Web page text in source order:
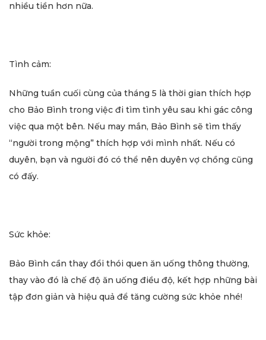
nhiều tiền hơn nữa.
Tình cảm:
Những tuần cuối cùng của tháng 5 là thời gian thích hợp
cho Bảo Bình trong việc đi tìm tình yêu sau khi gác công
việc qua một bên. Nếu may mắn, Bảo Bình sẽ tìm thấy
“người trong mộng” thích hợp với mình nhất. Nếu có
duyên, bạn và người đó có thể nên duyên vợ chồng cũng
có đấy.
Sức khỏe:
Bảo Bình cần thay đổi thói quen ăn uống thông thường,
thay vào đó là chế độ ăn uống điều độ, kết hợp những bài
tập đơn giản và hiệu quả để tăng cường sức khỏe nhé!